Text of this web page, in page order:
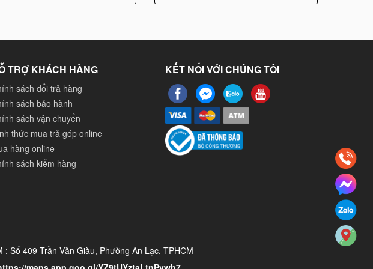
bảo hiệu suất âm
cảm xúc đến từng
trung thực và sống
mạnh mẽ. Sự hiện
TRỢ KHÁCH HÀNG
sách đổi trả hàng
sách bảo hành
sách vận chuyển
thức mua trả góp online
hàng online
sách kiểm hàng
KẾT NỐI VỚI CHÚNG TÔI
: Số 409 Trần Văn Giàu, Phường An Lạc, TPHCM